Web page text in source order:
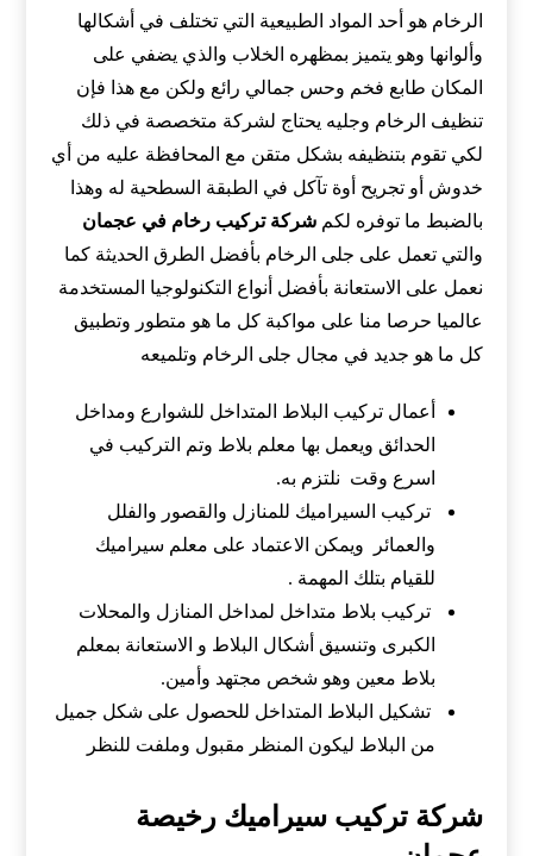
الرخام هو أحد المواد الطبيعية التي تختلف في أشكالها
وألوانها وهو يتميز بمظهره الخلاب والذي يضفي على
المكان طابع فخم وحس جمالي رائع ولكن مع هذا فإن
تنظيف الرخام وجليه يحتاج لشركة متخصصة في ذلك
لكي تقوم بتنظيفه بشكل متقن مع المحافظة عليه من أي
خدوش أو تجريح أوة تآكل في الطبقة السطحية له وهذا
بالضبط ما توفره لكمشركة تركيب رخام في عجمان
والتي تعمل على جلى الرخام بأفضل الطرق الحديثة كما
نعمل على الاستعانة بأفضل أنواع التكنولوجيا المستخدمة
عالميا حرصا منا على مواكبة كل ما هو متطور وتطبيق
كل ما هو جديد في مجال جلى الرخام وتلميعه
أعمال تركيب البلاط المتداخل للشوارع ومداخل
الحدائق ويعمل بها معلم بلاط وتم التركيب في
اسرع وقت نلتزم به.
تركيب السيراميك للمنازل والقصور والفلل
والعمائر ويمكن الاعتماد على معلم سيراميك
للقيام بتلك المهمة .
تركيب بلاط متداخل لمداخل المنازل والمحلات
الكبرى وتنسيق أشكال البلاط و الاستعانة بمعلم
بلاط معين وهو شخص مجتهد وأمين.
تشكيل البلاط المتداخل للحصول على شكل جميل
من البلاط ليكون المنظر مقبول وملفت للنظر
شركة تركيب سيراميك رخيصة